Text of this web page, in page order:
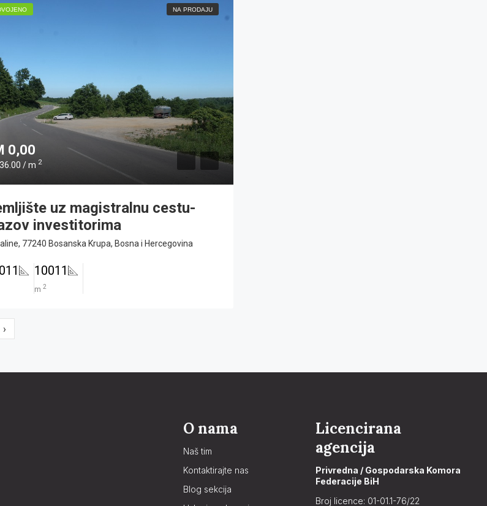
NA PRODAJU
0,00
/ m 2
uz magistralnu cestu-
investitorima
77240 Bosanska Krupa, Bosna i Hercegovina
10011
m 2
›
O nama
Naš tim
Kontaktirajte nas
Blog sekcija
Licencirana
agencija
Privredna / Gospodarska Komora
Federacije BiH
Broj licence: 01-01.1-76/22